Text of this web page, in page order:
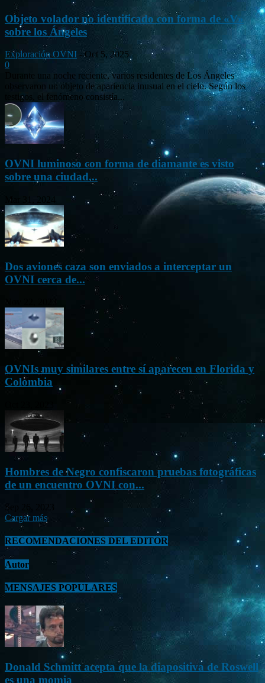
Objeto volador no identificado con forma de «V»
sobre los Ángeles
Exploración OVNI - Oct 5, 2025
0
Durante una noche reciente, varios residentes de Los Ángeles
observaron un objeto de apariencia inusual en el cielo. Según los
testigos, el fenómeno consistía...
OVNI luminoso con forma de diamante es visto
sobre una ciudad...
Mar 31, 2024
Dos aviones caza son enviados a interceptar un
OVNI cerca de...
OVNIs muy similares entre sí aparecen en Florida y
Colombia
Hombres de Negro confiscaron pruebas fotográficas
de un encuentro OVNI con...
Sep 26, 2023
Cargar más
RECOMENDACIONES DEL EDITOR
Autor
MENSAJES POPULARES
Donald Schmitt acepta que la diapositiva de Roswell
es una momia